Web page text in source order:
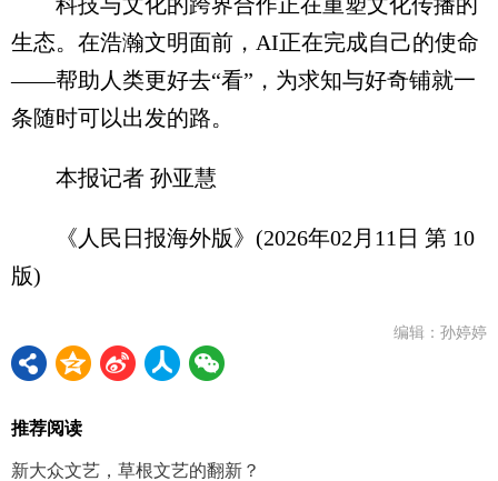
生态。在浩瀚文明面前，AI正在完成自己的使命
——帮助人类更好去“看”，为求知与好奇铺就一
条随时可以出发的路。
本报记者 孙亚慧
《人民日报海外版》(2026年02月11日 第 10
版)
编辑：孙婷婷
推荐阅读
新大众文艺，草根文艺的翻新？